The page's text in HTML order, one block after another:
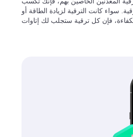
سواء كانت الترقية لزيادة الطاقة أو
فإن كل ترقية ستجلب لك إتاوات